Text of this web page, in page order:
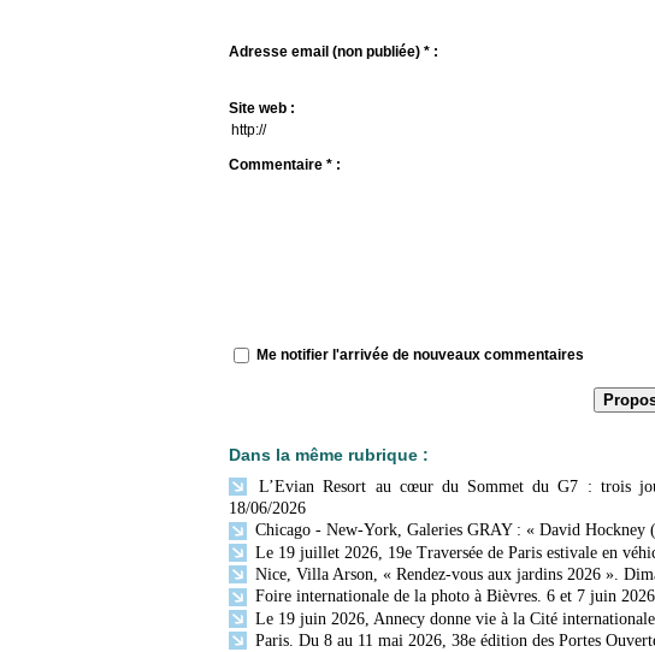
Adresse email (non publiée) * :
Site web :
Commentaire * :
Me notifier l'arrivée de nouveaux commentaires
Dans la même rubrique :
L’Evian Resort au cœur du Sommet du G7 : trois
18/06/2026
Chicago - New-York, Galeries GRAY : « David Hockney
Le 19 juillet 2026, 19e Traversée de Paris estivale en
Nice, Villa Arson, « Rendez-vous aux jardins 2026 ».
Foire internationale de la photo à Bièvres. 6 et 7 juin 2026
Le 19 juin 2026, Annecy donne vie à la Cité
Paris. Du 8 au 11 mai 2026, 38e édition des Portes